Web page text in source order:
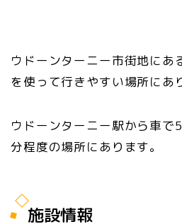
ウドーンターニー市街地にあ
を使って行きやすい場所にあ
ウドーンターニー駅から車で
分程度の場所にあります。
施設情報